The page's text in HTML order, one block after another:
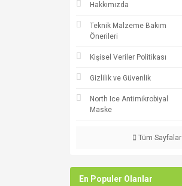
Hakkımızda
Teknik Malzeme Bakım
Önerileri
Kişisel Veriler Politikası
Gizlilik ve Güvenlik
North Ice Antimikrobiyal
Maske
Tüm Sayfalar
En Populer Olanlar